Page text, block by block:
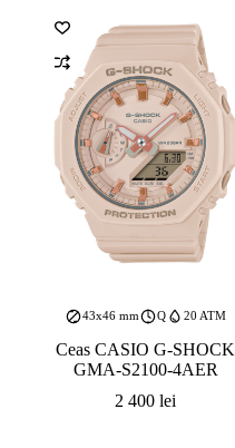
43x46 mm Q 20 ATM
Ceas CASIO G-SHOCK
GMA-S2100-4AER
2 400lei